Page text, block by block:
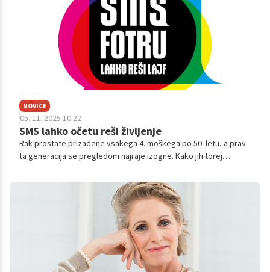
NOVICE
05. 11. 2025 10.22
SMS lahko očetu reši življenje
Rak prostate prizadene vsakega 4. moškega po 50. letu, a prav
ta generacija se pregledom najraje izogne. Kako jih torej
kampanjo SMS fotru, v kateri očetom ne pridigajo zdravniki,
temveč njihove hčerke in sinovi.